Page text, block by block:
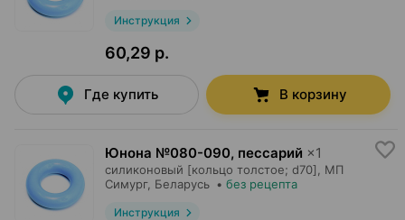
Инструкция
60,29 р.
Где купить В корзину
Юнона №080-090, пессарий ×1
силиконовый [кольцо толстое; d70],
МП
Симург, Беларусь • без рецепта
Инструкция